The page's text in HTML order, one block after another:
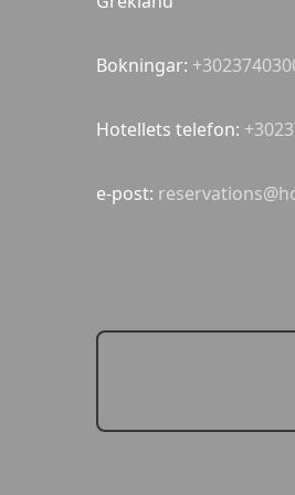
Bokningar:
Hotellets telefon:
e-post: